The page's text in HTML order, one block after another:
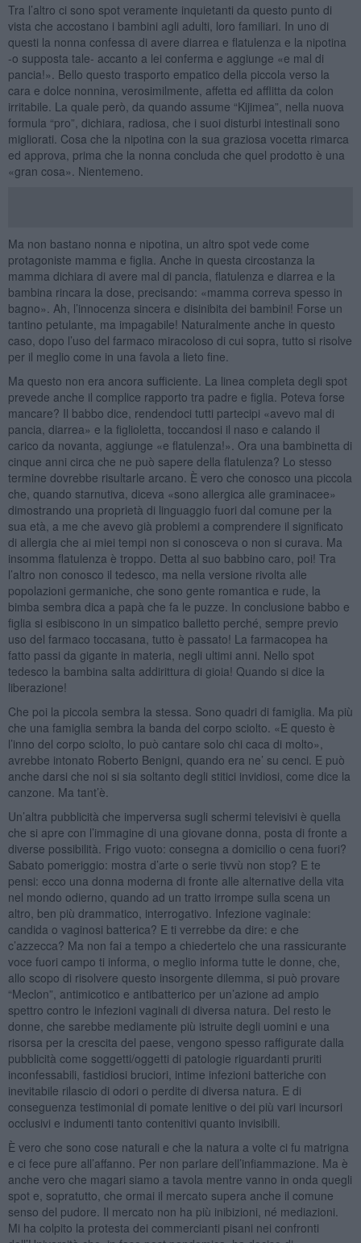
Tra l’altro ci sono spot veramente inquietanti da questo punto di
vista che accostano i bambini agli adulti, loro familiari. In uno di
questi la nonna confessa di avere diarrea e flatulenza e la nipotina
-o supposta tale- accanto a lei conferma e aggiunge «e mal di
pancia!». Bello questo trasporto empatico della piccola verso la
cara e dolce nonnina, verosimilmente, affetta ed afflitta da colon
irritabile. La quale però, da quando assume “Kijimea”, nella nuova
formula “pro”, dichiara, radiosa, che i suoi disturbi intestinali sono
migliorati. Cosa che la nipotina con la sua graziosa vocetta rimarca
ed approva, prima che la nonna concluda che quel prodotto è una
«gran cosa». Nientemeno.
Ma non bastano nonna e nipotina, un altro spot vede come
protagoniste mamma e figlia. Anche in questa circostanza la
mamma dichiara di avere mal di pancia, flatulenza e diarrea e la
bambina rincara la dose, precisando: «mamma correva spesso in
bagno». Ah, l’innocenza sincera e disinibita dei bambini! Forse un
tantino petulante, ma impagabile! Naturalmente anche in questo
caso, dopo l’uso del farmaco miracoloso di cui sopra, tutto si risolve
per il meglio come in una favola a lieto fine.
Ma questo non era ancora sufficiente. La linea completa degli spot
prevede anche il complice rapporto tra padre e figlia. Poteva forse
mancare? Il babbo dice, rendendoci tutti partecipi «avevo mal di
pancia, diarrea» e la figlioletta, toccandosi il naso e calando il
carico da novanta, aggiunge «e flatulenza!». Ora una bambinetta di
cinque anni circa che ne può sapere della flatulenza? Lo stesso
termine dovrebbe risultarle arcano. È vero che conosco una piccola
che, quando starnutiva, diceva «sono allergica alle graminacee»
dimostrando una proprietà di linguaggio fuori dal comune per la
sua età, a me che avevo già problemi a comprendere il significato
di allergia che ai miei tempi non si conosceva o non si curava. Ma
insomma flatulenza è troppo. Detta al suo babbino caro, poi! Tra
l’altro non conosco il tedesco, ma nella versione rivolta alle
popolazioni germaniche, che sono gente romantica e rude, la
bimba sembra dica a papà che fa le puzze. In conclusione babbo e
figlia si esibiscono in un simpatico balletto perché, sempre previo
uso del farmaco toccasana, tutto è passato! La farmacopea ha
fatto passi da gigante in materia, negli ultimi anni. Nello spot
tedesco la bambina salta addirittura di gioia! Quando si dice la
liberazione!
Che poi la piccola sembra la stessa. Sono quadri di famiglia. Ma più
che una famiglia sembra la banda del corpo sciolto. «E questo è
l’inno del corpo sciolto, lo può cantare solo chi caca di molto»,
avrebbe intonato Roberto Benigni, quando era ne’ su cenci. E può
anche darsi che noi si sia soltanto degli stitici invidiosi, come dice la
canzone. Ma tant’è.
Un’altra pubblicità che imperversa sugli schermi televisivi è quella
che si apre con l’immagine di una giovane donna, posta di fronte a
diverse possibilità. Frigo vuoto: consegna a domicilio o cena fuori?
Sabato pomeriggio: mostra d’arte o serie tivvù non stop? E te
pensi: ecco una donna moderna di fronte alle alternative della vita
nel mondo odierno, quando ad un tratto irrompe sulla scena un
altro, ben più drammatico, interrogativo. Infezione vaginale:
candida o vaginosi batterica? E ti verrebbe da dire: e che
c’azzecca? Ma non fai a tempo a chiedertelo che una rassicurante
voce fuori campo ti informa, o meglio informa tutte le donne, che,
allo scopo di risolvere questo insorgente dilemma, si può provare
“Meclon”, antimicotico e antibatterico per un’azione ad ampio
spettro contro le infezioni vaginali di diversa natura. Del resto le
donne, che sarebbe mediamente più istruite degli uomini e una
risorsa per la crescita del paese, vengono spesso raffigurate dalla
pubblicità come soggetti/oggetti di patologie riguardanti pruriti
inconfessabili, fastidiosi bruciori, intime infezioni batteriche con
inevitabile rilascio di odori o perdite di diversa natura. E di
conseguenza testimonial di pomate lenitive o dei più vari incursori
occlusivi e indumenti tanto contenitivi quanto invisibili.
È vero che sono cose naturali e che la natura a volte ci fu matrigna
e ci fece pure all’affanno. Per non parlare dell’infiammazione. Ma è
anche vero che magari siamo a tavola mentre vanno in onda quegli
spot e, sopratutto, che ormai il mercato supera anche il comune
senso del pudore. Il mercato non ha più inibizioni, né mediazioni.
Mi ha colpito la protesta dei commercianti pisani nei confronti